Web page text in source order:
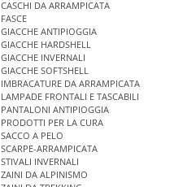
CASCHI DA ARRAMPICATA
FASCE
GIACCHE ANTIPIOGGIA
GIACCHE HARDSHELL
GIACCHE INVERNALI
GIACCHE SOFTSHELL
IMBRACATURE DA ARRAMPICATA
LAMPADE FRONTALI E TASCABILI
PANTALONI ANTIPIOGGIA
PRODOTTI PER LA CURA
SACCO A PELO
SCARPE-ARRAMPICATA
STIVALI INVERNALI
ZAINI DA ALPINISMO